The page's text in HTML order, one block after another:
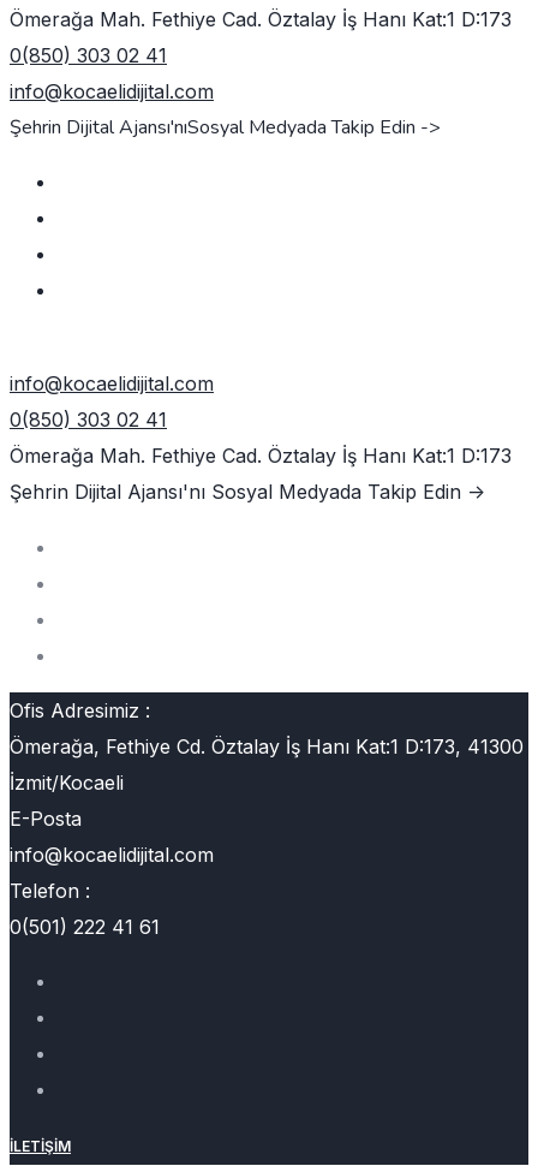
Ömerağa Mah. Fethiye Cad. Öztalay İş Hanı Kat:1 D:173
0(850) 303 02 41
info@kocaelidijital.com
Şehrin Dijital Ajansı'nıSosyal Medyada Takip Edin ->
info@kocaelidijital.com
0(850) 303 02 41
Ömerağa Mah. Fethiye Cad. Öztalay İş Hanı Kat:1 D:173
Şehrin Dijital Ajansı'nı Sosyal Medyada Takip Edin ->
Ofis Adresimiz :
Ömerağa, Fethiye Cd. Öztalay İş Hanı Kat:1 D:173, 41300
İzmit/Kocaeli
E-Posta
info@kocaelidijital.com
Telefon :
0(501) 222 41 61
İLETIŞIM